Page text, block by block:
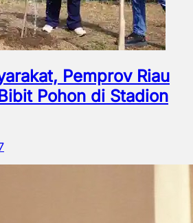
Pemprov Riau
Pohon di Stadion